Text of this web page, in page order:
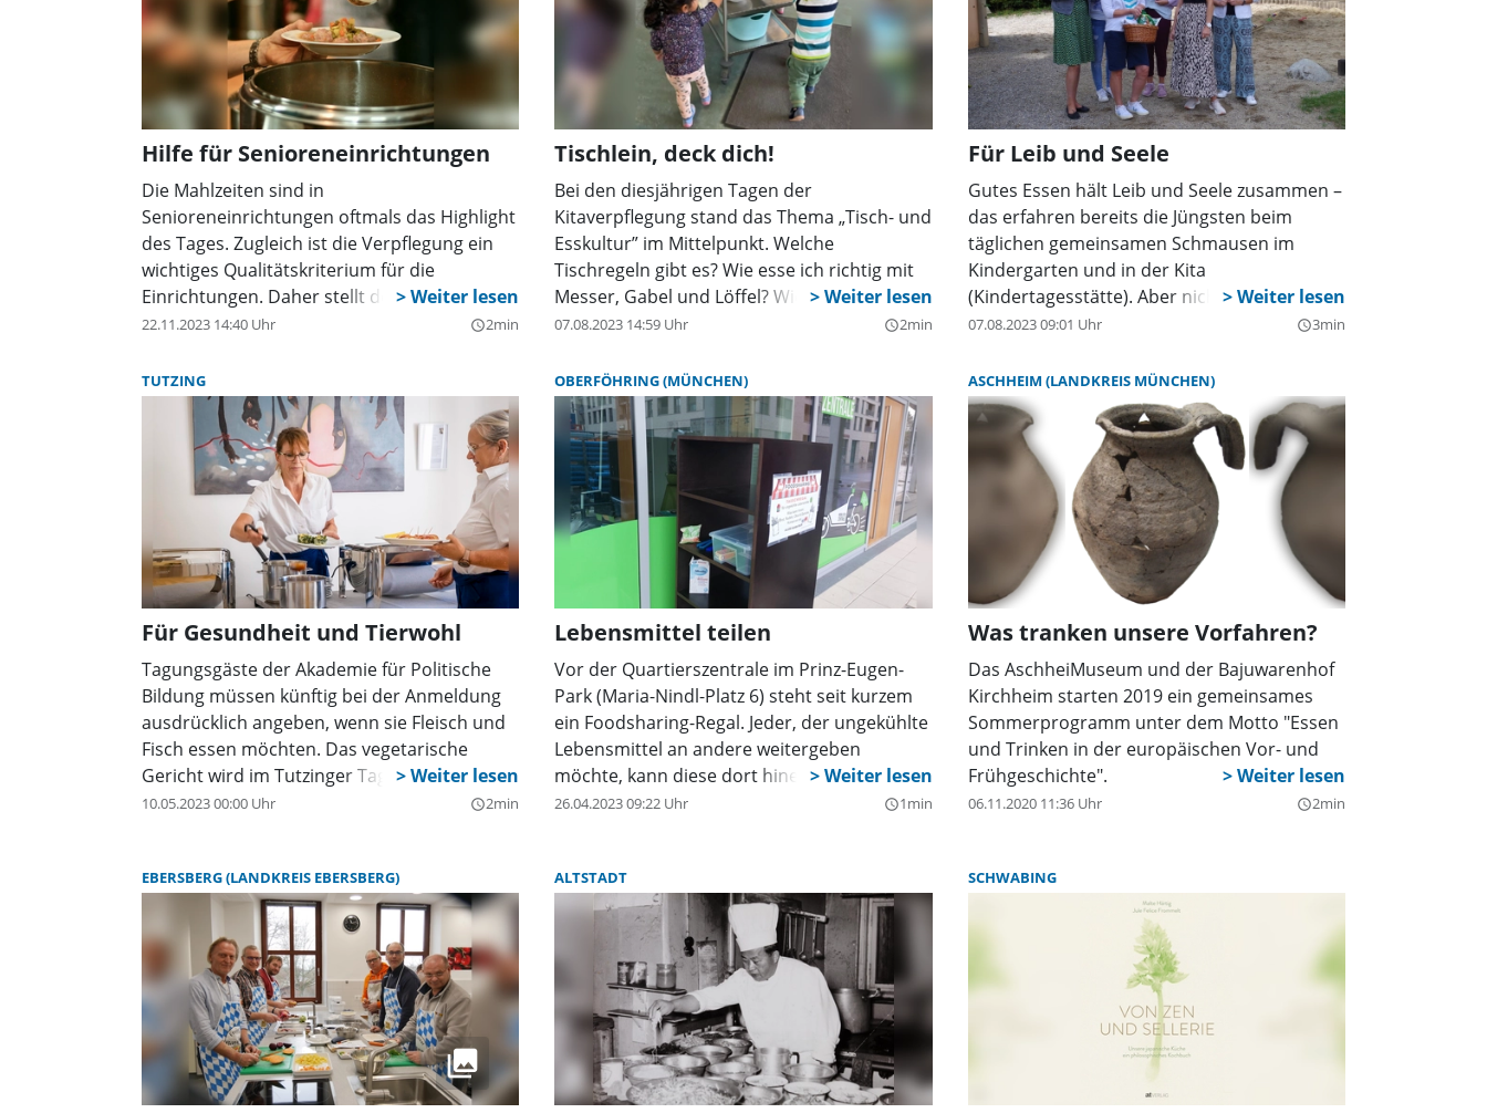
Mittagsbetreuungen in städtischer
Trägerschaft angemeldet sind, werden von
der Umstellung profitieren.
auszuschalten. Nachdem die Feuerwehr die
Wohnung gelüftet und den Rauch ausgeblasen
hatte, war alles wieder in Ordnung. Kein
Schaden und keine Verletzten – auch der Hund
war nicht zu Schaden gekommen. Dank der
aufmerksamen Nachbarin.
Hilfe für Senioreneinrichtungen
Die Mahlzeiten sind in
Senioreneinrichtungen oftmals das Highlight
des Tages. Zugleich ist die Verpflegung ein
wichtiges Qualitätskriterium für die
Einrichtungen. Daher stellt deren Gestaltung
eine verantwortungsvolle Aufgabe dar. Das
Staatsministeriums für Ernährung,
Landwirtschaft, Forsten und Tourismus
unterstützt Senioren- und
Tagespflegeeinrichtungen dabei, sich diesen
Herausforderungen zu stellen und neue
Wege zu gehen. Bayernweit wurden bereits
150 Einrichtungen gecoacht.
22.11.2023 14:40 Uhr query_builder2min
Tischlein, deck dich!
Bei den diesjährigen Tagen der
Kitaverpflegung stand das Thema „Tisch- und
Esskultur” im Mittelpunkt. Welche
Tischregeln gibt es? Wie esse ich richtig mit
Messer, Gabel und Löffel? Wie essen
Menschen in anderen Ländern? Diesen und
und pädagogisches Personal bei den
diesjährigen bayerischen Tagen der
Kitaverpflegung auf den Grund gehen. Die
Vernetzungsstelle Kita- und
Schulverpflegung des Bayerischen
Staatsministeriums für Ernährung,
Landwirtschaft und Forsten hatte dazu
aufgerufen. „Die gemeinsame Mahlzeit ist ein
wichtiger Bildungs- und Lernort. So schulen
Kinder beispielsweise beim Tischdecken
spielerisch ihre Motorik. Gleichzeitig steigt
durch das Mithelfen auch die Wertschätzung
des Essens”, erklärt Dr. Christiane Brunner,
Leiterin der Vernetzungsstelle am
Kompetenzzentrum für Ernährung in
Kulmbach.
07.08.2023 14:59 Uhr query_builder2min
Für Leib und Seele
Gutes Essen hält Leib und Seele zusammen –
das erfahren bereits die Jüngsten beim
täglichen gemeinsamen Schmausen im
Kindergarten und in der Kita
(Kindertagesstätte). Aber nicht nur was,
sondern auch wie gegessen wird spielt eine
Tischlein deck dich! – Gemeinsam gut essen“
hatte die Vernetzungsstelle Kita- und
Schulverpflegung Bayern alle bayerischen
Kitas dazu aufgerufen, das Thema „Tisch-
und Esskultur“ in den Fokus zu rücken. Die
Kindertageseinrichtung St. Philippus
(Westendstraße 253) machte mit und gehört
jetzt zu den würdige Preisträgern.
07.08.2023 09:01 Uhr query_builder3min
TUTZING
Für Gesundheit und Tierwohl
Tagungsgäste der Akademie für Politische
Bildung müssen künftig bei der Anmeldung
ausdrücklich angeben, wenn sie Fleisch und
Fisch essen möchten. Das vegetarische
Gericht wird im Tutzinger Tagungshaus zum
Standard. Bisher war die Verpflegung mit
Sonderwunsch gewählt werden. Dieses
Prinzip wird nun umgekehrt. Die Akademie
will damit einen Beitrag zum Klimaschutz
leisten und hofft, dass viele Teilnehmende
die Aktion unterstützen.
10.05.2023 00:00 Uhr query_builder2min
OBERFÖHRING (MÜNCHEN)
Lebensmittel teilen
Vor der Quartierszentrale im Prinz-Eugen-
Park (Maria-Nindl-Platz 6) steht seit kurzem
ein Foodsharing-Regal. Jeder, der ungekühlte
Lebensmittel an andere weitergeben
möchte, kann diese dort hineinlegen. Ebenso
wie bei öffentlichen Bücherschränken ist
26.04.2023 09:22 Uhr query_builder1min
ASCHHEIM (LANDKREIS MÜNCHEN)
Was tranken unsere Vorfahren?
Das AschheiMuseum und der Bajuwarenhof
Kirchheim starten 2019 ein gemeinsames
Sommerprogramm unter dem Motto "Essen
und Trinken in der europäischen Vor- und
Frühgeschichte".
06.11.2020 11:36 Uhr query_builder2min
EBERSBERG (LANDKREIS EBERSBERG) ALTSTADT SCHWABING